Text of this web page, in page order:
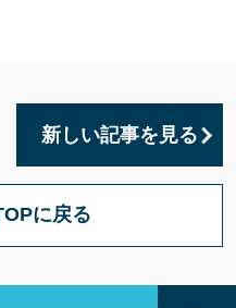
新しい記事を見る
に戻る